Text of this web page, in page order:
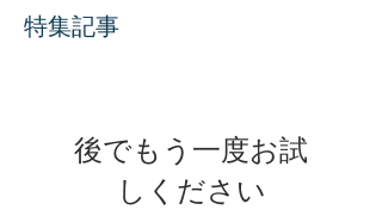
特集記事
後でもう一度お試
しください